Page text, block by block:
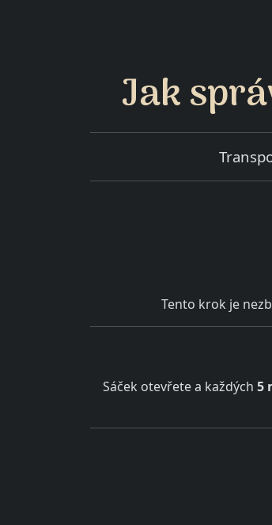
Jak
Tento krok je
Sáček otevřete a každých 5